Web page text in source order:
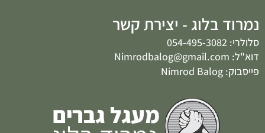
נמרוד בלוג - יצירת קשר
סלולרי: 054-495-3082
דוא"ל: Nimrodbalog@gmail.com
פייסבוק: Nimrod Balog